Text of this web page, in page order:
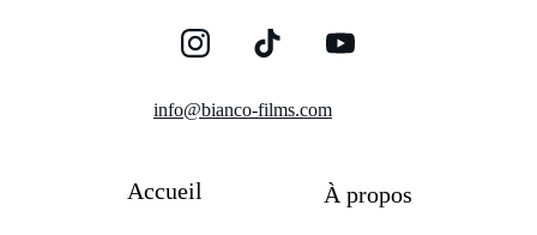
info@bianco-films.com
Accueil À propos